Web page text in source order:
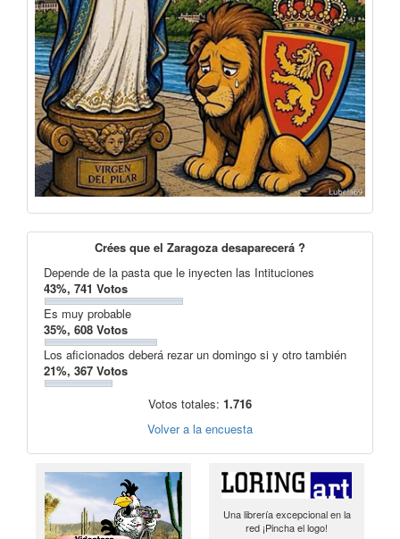
Crées que el Zaragoza desaparecerá ?
Depende de la pasta que le inyecten las Intituciones
43%, 741 Votos
Es muy probable
35%, 608 Votos
Los aficionados deberá rezar un domingo si y otro también
21%, 367 Votos
Votos totales: 1.716
Volver a la encuesta
Una librería excepcional en la
red ¡Pincha el logo!